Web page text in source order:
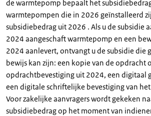
de warmtepomp bepaalt het
warmtepompen die in 2026 geïnstalleerd
subsidiebedrag uit 2026 . Als u de subsidie
2024 aangeschaft warmtepomp en een
2024 aanlevert, ontvangt u de subsidie die
bewijs kan zijn: een kopie van de opdracht
opdrachtbevestiging uit 2024, een digitaal
een digitale schriftelijke bevestiging van
Voor zakelijke aanvragers wordt gekeken
subsidiebedrag op het moment van